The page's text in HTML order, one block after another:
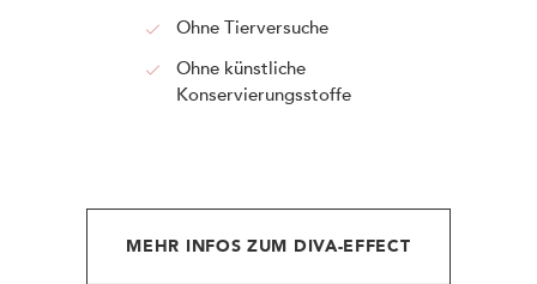
ausgezeichnet beim German Brand
Ohne Tierversuche
Ohne künstliche
Konservierungsstoffe
MEHR INFOS ZUM DIVA-EFFECT